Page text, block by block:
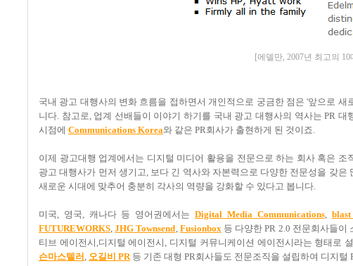
[에델만, 2007년 최고의
국내 광고 대행사의 변화 흐름을 접하면서 개인적으로 궁금한 점은 '앞으로
니다. 참고로, 업계 선배들이 이야기 하기를 국내 광고 대행사의 역사는 PR
시점에 Communications Korea와 같은 PR회사가 출현하게 된 것이죠.
이제 광고대행 업계에서는 디지털 미디어 활용을 전문으로 하는 회사 혹은
광고 대행사가 먼저 생기고, 보다 긴 역사와 자본력으로 다양한 전문성을 갖
새로운 시대에 맞추어 충분히 각사의 역량을 강화할 수 있다고 봅니다.
미국, 영국, 캐나다 등 영어권에서는Digital Media Communications,
FUTUREWORKS,JHG Townsend, Fusionbox등 다양한 PR 2.0 전문회사들이
티브 에이전시,디지털 에이전시, 디지털 커뮤니케이션 에이전시라는 형태로
슨마스텔러 , 오길비 PR등 기존 대형 PR회사들도 전문조직을 설립하여 디지털